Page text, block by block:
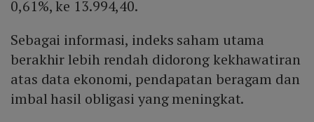
0,61%, ke 13.994,40.
Sebagai informasi, indeks saham utama
berakhir lebih rendah didorong kekhawatiran
atas data ekonomi, pendapatan beragam dan
imbal hasil obligasi yang meningkat.